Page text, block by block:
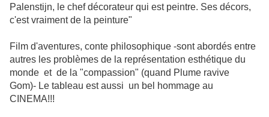
Palenstijn, le chef décorateur qui est peintre. Ses décors,
c'est vraiment de la peinture"
Film d'aventures, conte philosophique -sont abordés entre
autres les problèmes de la représentation esthétique du
monde et de la "compassion" (quand Plume ravive
Gom)- Le tableau est aussi un bel hommage au
CINEMA!!!